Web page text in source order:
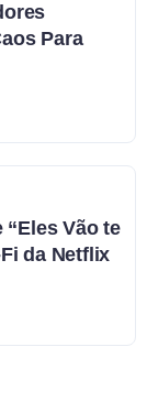
Para
“Eles Vão te
da Netflix